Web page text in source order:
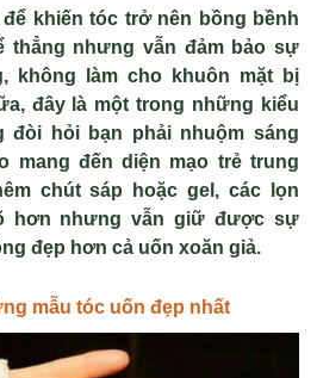
khiến tóc trở nên bồng bềnh
thẳng nhưng vẫn đảm bảo sự
không làm cho khuôn mặt bị
đây là một trong những kiểu
đòi hỏi bạn phải nhuộm sáng
mang đến diện mạo trẻ trung
êm chút sáp hoặc gel, các lọn
hơn nhưng vẫn giữ được sự
đẹp hơn cả uốn xoăn giả.
mẫu tóc uốn đẹp nhất